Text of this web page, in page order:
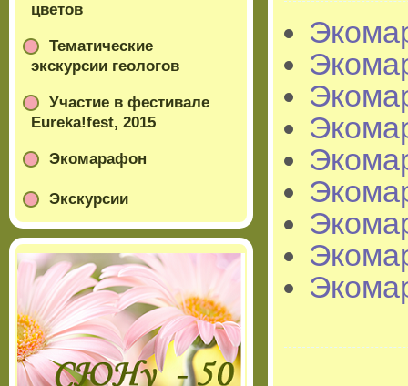
цветов
Тематические
экскурсии геологов
Участие в фестивале
Eureka!fest, 2015
Экомарафон
Экскурсии